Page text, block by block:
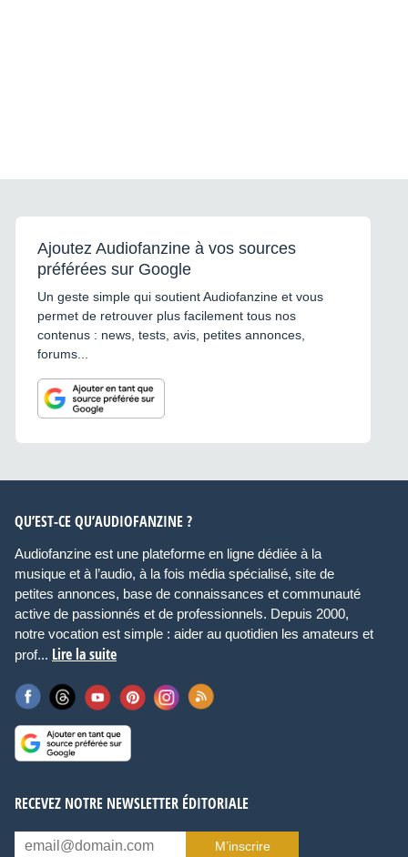
Ajoutez Audiofanzine à vos sources
préférées sur Google
Un geste simple qui soutient Audiofanzine et vous
permet de retrouver plus facilement tous nos
contenus : news, tests, avis, petites annonces,
forums...
QU’EST-CE QU’AUDIOFANZINE ?
Audiofanzine est une plateforme en ligne dédiée à la
musique et à l’audio, à la fois média spécialisé, site de
petites annonces, base de connaissances et communauté
active de passionnés et de professionnels. Depuis 2000,
notre vocation est simple : aider au quotidien les amateurs et
prof... Lire la suite
RECEVEZ NOTRE NEWSLETTER ÉDITORIALE
M’inscrire